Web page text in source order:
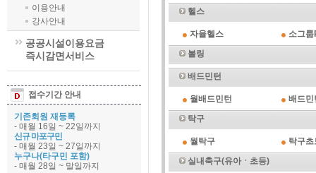
이용안내
강사안내
공공시설이용요금
즉시감면서비스
접수기간 안내
기존회원 재등록
- 매월 16일 ~ 22일까지
신규 마포구민
- 매월 23일 ~ 27일까지
누구나(타구민 포함)
- 매월 28일 ~ 말일까지
헬스
자율헬스
소그룹
볼링
배드민턴
월배드민턴
배드민
탁구
월탁구
탁구
실내축구(유아ㆍ초등)